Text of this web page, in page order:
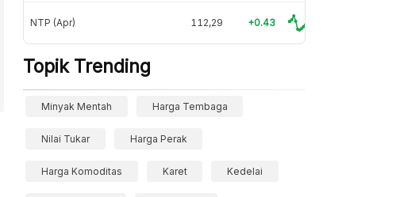
NTP (Apr) 112,29 +0.43
Topik Trending
Minyak Mentah Harga Tembaga
Nilai Tukar Harga Perak
Harga Komoditas Karet Kedelai